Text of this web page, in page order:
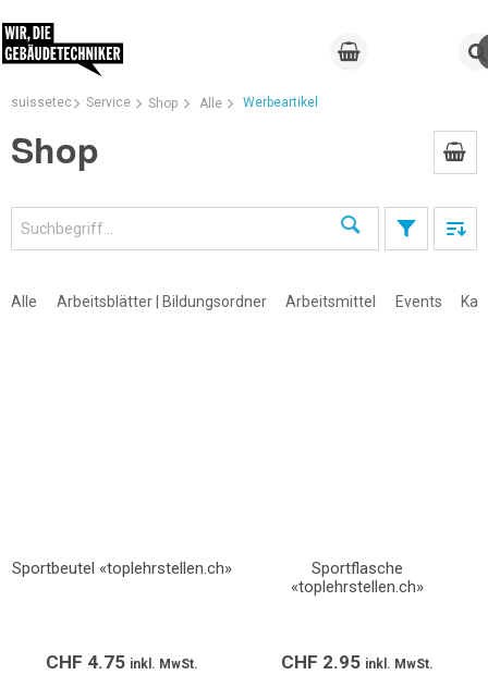
suissetec Service Shop Alle Werbeartikel
Shop
Suchen
Alle Arbeitsblätter | Bildungsordner Arbeitsmittel Events
Sportbeutel «toplehrstellen.ch»
CHF 4.75 inkl. MwSt.
Sportflasche
«toplehrstellen.ch»
CHF 2.95 inkl. MwSt.